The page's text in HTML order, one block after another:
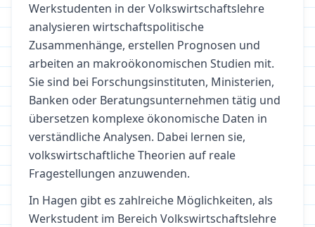
Werkstudenten in der Volkswirtschaftslehre
analysieren wirtschaftspolitische
Zusammenhänge, erstellen Prognosen und
arbeiten an makroökonomischen Studien mit.
Sie sind bei Forschungsinstituten, Ministerien,
Banken oder Beratungsunternehmen tätig und
übersetzen komplexe ökonomische Daten in
verständliche Analysen. Dabei lernen sie,
volkswirtschaftliche Theorien auf reale
Fragestellungen anzuwenden.
In Hagen gibt es zahlreiche Möglichkeiten, als
Werkstudent im Bereich Volkswirtschaftslehre